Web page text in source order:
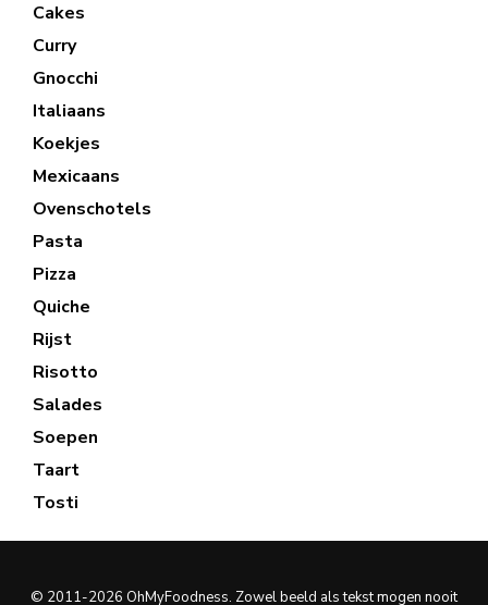
Cakes
Curry
Gnocchi
Italiaans
Koekjes
Mexicaans
Ovenschotels
Pasta
Pizza
Quiche
Rijst
Risotto
Salades
Soepen
Taart
Tosti
© 2011-2026 OhMyFoodness. Zowel beeld als tekst mogen nooit